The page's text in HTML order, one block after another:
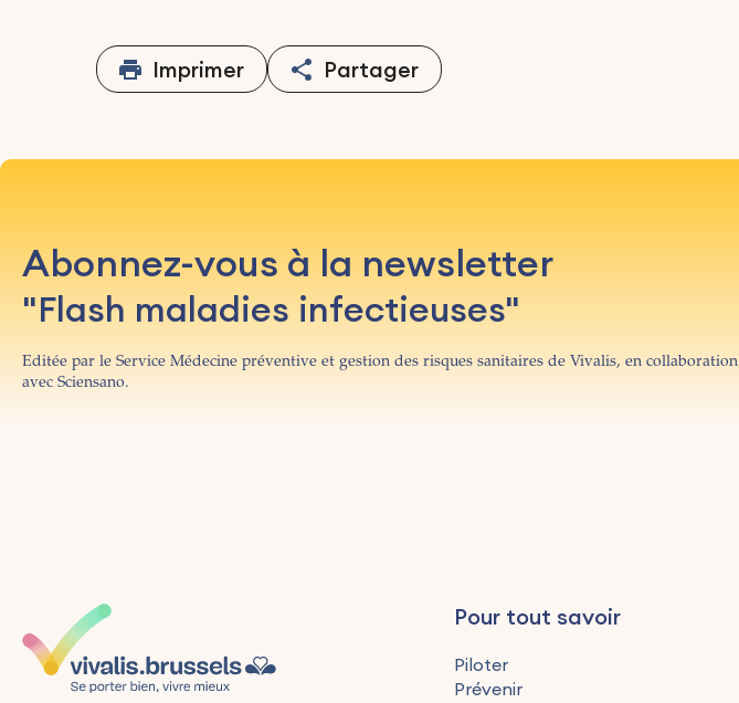
Imprimer Partager
Abonnez-vous à la newsletter
"Flash maladies infectieuses"
Editée par le Service Médecine préventive et gestion des risques sanitaires de Vivalis, en collaboration
avec Sciensano.
Pour tout savoir
Piloter
Prévenir